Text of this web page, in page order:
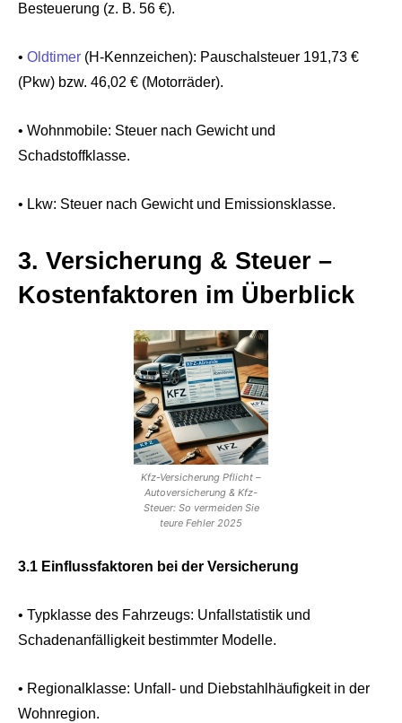
Besteuerung (z. B. 56 €).
• Oldtimer (H-Kennzeichen): Pauschalsteuer 191,73 €
(Pkw) bzw. 46,02 € (Motorräder).
• Wohnmobile: Steuer nach Gewicht und
Schadstoffklasse.
• Lkw: Steuer nach Gewicht und Emissionsklasse.
3. Versicherung & Steuer –
Kostenfaktoren im Überblick
Kfz-Versicherung Pflicht –
Autoversicherung & Kfz-
Steuer: So vermeiden Sie
teure Fehler 2025
3.1 Einflussfaktoren bei der Versicherung
• Typklasse des Fahrzeugs: Unfallstatistik und
Schadenanfälligkeit bestimmter Modelle.
• Regionalklasse: Unfall- und Diebstahlhäufigkeit in der
Wohnregion.